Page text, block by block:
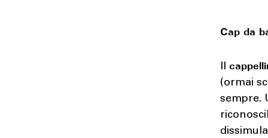
Cap da
Il
(ormai
sempre.